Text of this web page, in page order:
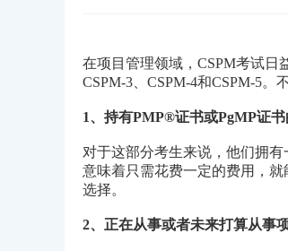
在项目管理领域，CSPM考试日
CSPM-3、CSPM-4和CSPM-5。
1、持有PMP®证书或PgMP证书
对于这部分考生来说，他们拥
意味着只需花费一定的费用，
选择。
2、正在从事或者未来打算从事